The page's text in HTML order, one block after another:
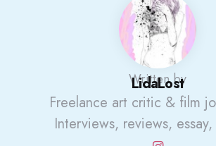
Written by
LidaLost
Freelance art critic & film
Interviews, reviews, essay,